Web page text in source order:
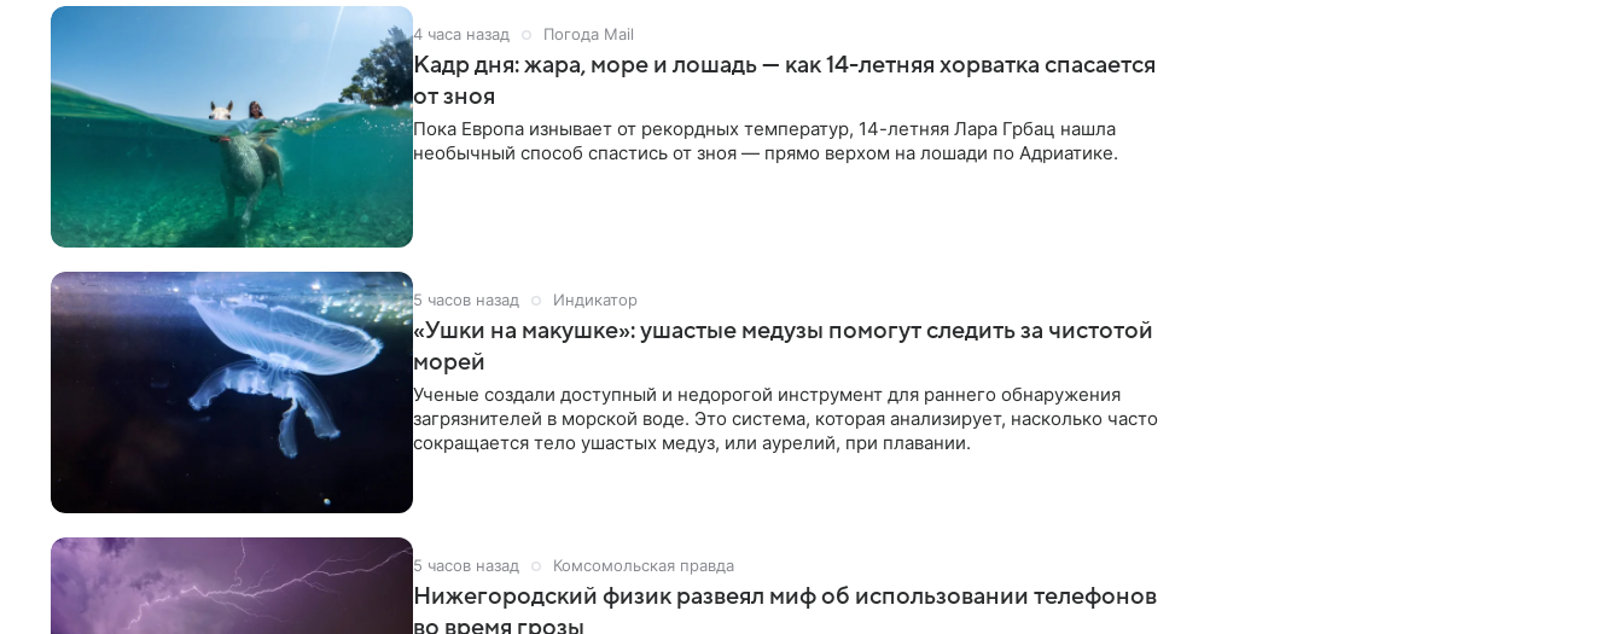
4 часа назад Погода Mail
Кадр дня: жара, море и лошадь — как 14-летняя хорватка спасается
от зноя
Пока Европа изнывает от рекордных температур, 14-летняя Лара Грбац нашла
необычный способ спастись от зноя — прямо верхом на лошади по Адриатике.
5 часов назад Индикатор
«Ушки на макушке»: ушастые медузы помогут следить за чистотой
морей
Ученые создали доступный и недорогой инструмент для раннего обнаружения
загрязнителей в морской воде. Это система, которая анализирует, насколько часто
сокращается тело ушастых медуз, или аурелий, при плавании.
5 часов назад Комсомольская правда
Нижегородский физик развеял миф об использовании телефонов
во время грозы